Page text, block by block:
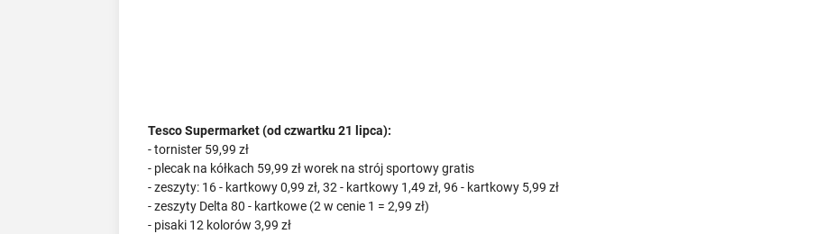
Tesco Supermarket (od czwartku 21 lipca):
- tornister 59,99 zł
- plecak na kółkach 59,99 zł worek na strój sportowy gratis
- zeszyty: 16 - kartkowy 0,99 zł, 32 - kartkowy 1,49 zł, 96 - kartkowy 5,99 zł
- zeszyty Delta 80 - kartkowe (2 w cenie 1 = 2,99 zł)
- pisaki 12 kolorów 3,99 zł